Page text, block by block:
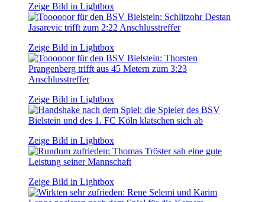
Zeige Bild in Lightbox
Zeige Bild in Lightbox
Zeige Bild in Lightbox
Zeige Bild in Lightbox
Zeige Bild in Lightbox